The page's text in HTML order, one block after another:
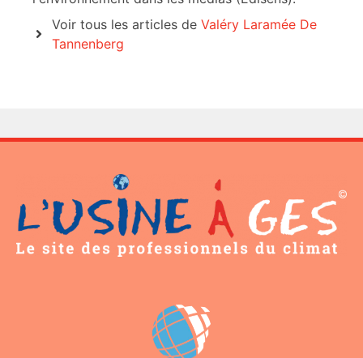
Voir tous les articles de Valéry Laramée De
Tannenberg